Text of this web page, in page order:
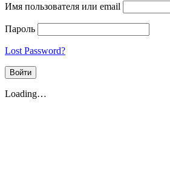
Имя пользователя или email
Пароль
Lost Password?
Loading…